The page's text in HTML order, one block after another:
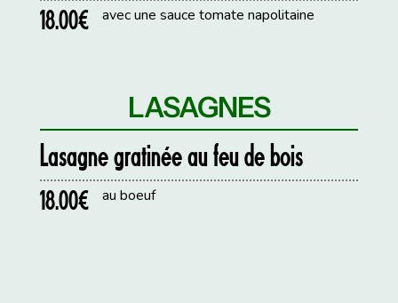
18.00€ avec une sauce tomate napolitaine
LASAGNES
Lasagne gratinée au feu de bois
18.00€ au boeuf